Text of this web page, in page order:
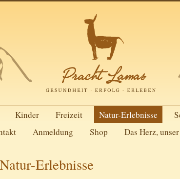
Kinder Freizeit Natur-Erlebnisse
Anmeldung Shop Das Herz,
Natur-Erlebnisse